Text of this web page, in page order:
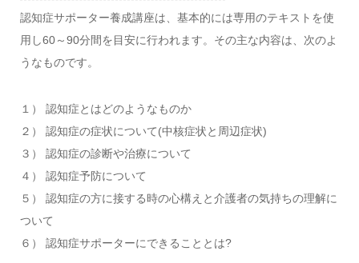
認知症サポーター養成講座は、基本的には専用のテキストを使
用し60～90分間を目安に行われます。その主な内容は、次のよ
うなものです。
１） 認知症とはどのようなものか
２） 認知症の症状について(中核症状と周辺症状)
３） 認知症の診断や治療について
４） 認知症予防について
５） 認知症の方に接する時の心構えと介護者の気持ちの理解に
ついて
６） 認知症サポーターにできることとは?